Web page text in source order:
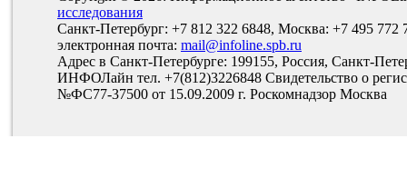
исследования
Санкт-Петербург: +7 812 322 6848, Москва: +7 495 772
электронная почта: mail@infoline.spb.ru
Адрес в Санкт-Петербурге: 199155, Россия, Санкт-
ИНФОЛайн тел. +7(812)3226848 Свидетельство о
№ФС77-37500 от 15.09.2009 г. Роскомнадзор Москва